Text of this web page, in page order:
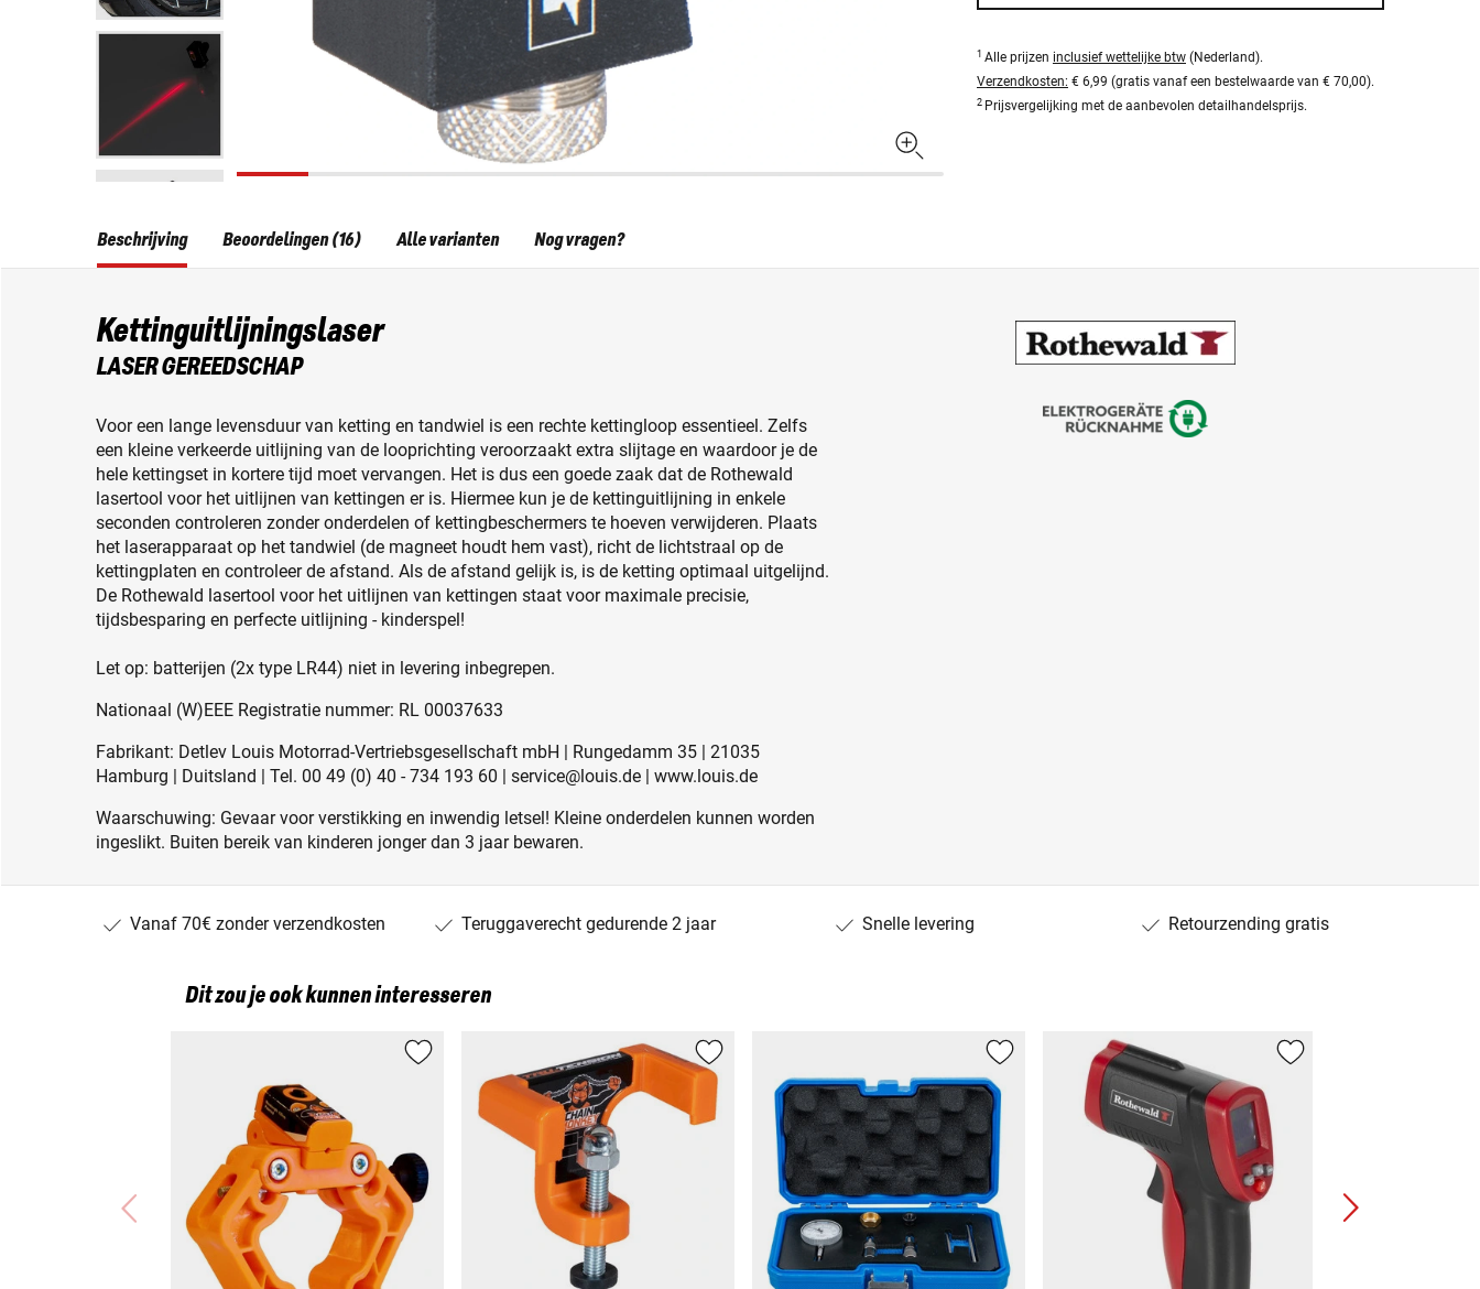
1 Alle prijzen inclusief wettelijke btw (Nederland).
Verzendkosten: € 6,99 (gratis vanaf een bestelwaarde van € 70,00).
2 Prijsvergelijking met de aanbevolen detailhandelsprijs.
Beschrijving
Kettinguitlijningslaser
LASER GEREEDSCHAP
Voor een lange levensduur van ketting en tandwiel is een rechte kettingloop essentieel. Zelfs
een kleine verkeerde uitlijning van de looprichting veroorzaakt extra slijtage en waardoor je de
hele kettingset in kortere tijd moet vervangen. Het is dus een goede zaak dat de Rothewald
lasertool voor het uitlijnen van kettingen er is. Hiermee kun je de kettinguitlijning in enkele
seconden controleren zonder onderdelen of kettingbeschermers te hoeven verwijderen. Plaats
het laserapparaat op het tandwiel (de magneet houdt hem vast), richt de lichtstraal op de
kettingplaten en controleer de afstand. Als de afstand gelijk is, is de ketting optimaal uitgelijnd.
De Rothewald lasertool voor het uitlijnen van kettingen staat voor maximale precisie,
tijdsbesparing en perfecte uitlijning - kinderspel!
Let op: batterijen (2x type LR44) niet in levering inbegrepen.
Nationaal (W)EEE Registratie nummer: RL 00037633
Fabrikant: Detlev Louis Motorrad-Vertriebsgesellschaft mbH | Rungedamm 35 | 21035
Hamburg | Duitsland | Tel. 00 49 (0) 40 - 734 193 60 | service@louis.de | www.louis.de
Waarschuwing: Gevaar voor verstikking en inwendig letsel! Kleine onderdelen kunnen worden
ingeslikt. Buiten bereik van kinderen jonger dan 3 jaar bewaren.
Beoordelingen (16) Alle varianten Nog vragen?
Vanaf 70€ zonder verzendkosten Teruggaverecht gedurende 2 jaar Snelle levering Retourzending gratis
Dit zou je ook kunnen interesseren